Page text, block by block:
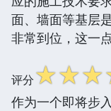
面、墙面等基层
非常到位，这一
评分☆☆☆
作为一个即将步